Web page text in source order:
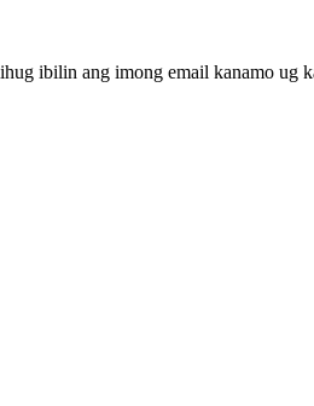
ibilin ang imong email kanamo ug